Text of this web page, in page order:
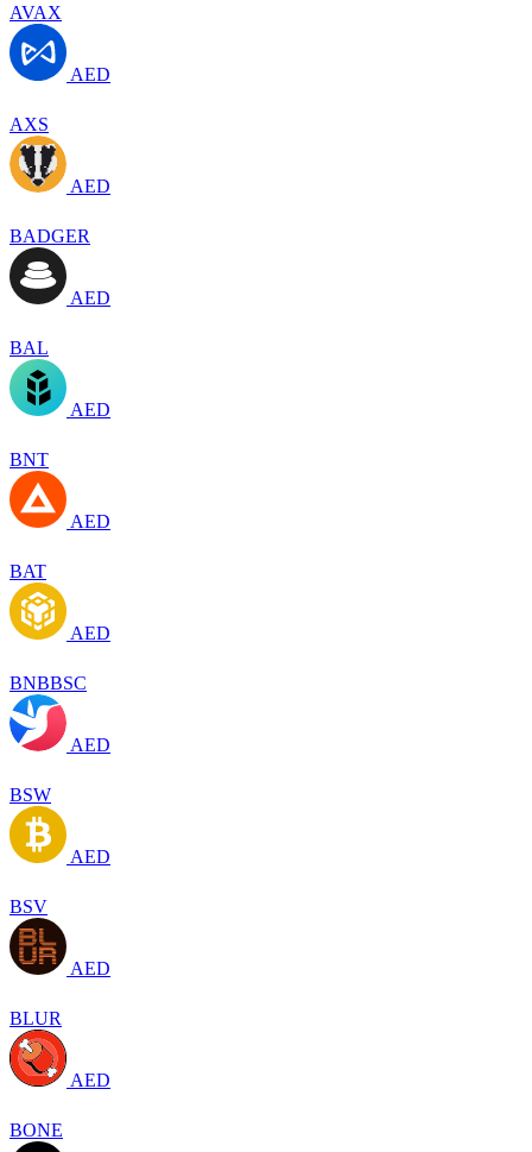
AVAX
AED
AXS
AED
BADGER
AED
BAL
AED
BNT
AED
BAT
AED
BNBBSC
AED
BSW
AED
BSV
AED
BLUR
AED
BONE